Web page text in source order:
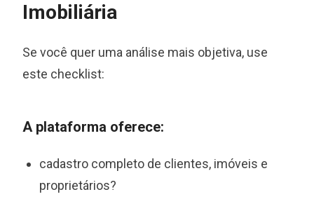
Imobiliária
Se você quer uma análise mais objetiva, use
este checklist:
A plataforma oferece:
cadastro completo de clientes, imóveis e
proprietários?